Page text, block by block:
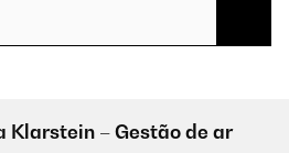
Klarstein – Gestão de ar